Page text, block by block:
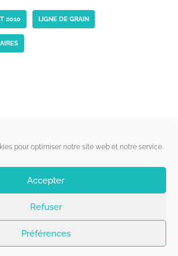
pour optimiser notre site web et notre service.
Accepter
Refuser
Préférences
2010 LIGNE DE GRAIN